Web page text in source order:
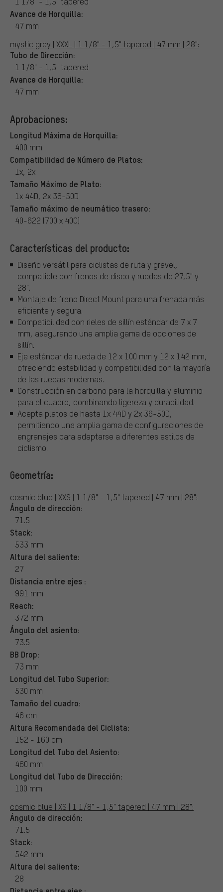
Avance de Horquilla:
47 mm
mystic grey | XXXL | 1 1/8" - 1,5" tapered | 47 mm | 28":
Tubo de Dirección:
1 1/8" - 1,5" tapered
Avance de Horquilla:
47 mm
Aprobaciones:
Longitud Máxima de Horquilla:
400 mm
Compatibilidad de Número de Platos:
1x, 2x
Tamaño Máximo de Plato:
1x 44D, 2x 36-50D
Tamaño máximo de neumático trasero:
40-622 (700 x 40C)
Características del producto:
Diseño versátil para ciclistas de ruta y gravel,
compatible con frenos de disco y ruedas de 27,5" y
28".
Montaje de freno Direct Mount para una frenada más
eficiente y segura.
Compatibilidad con rieles de sillín estándar de 7 x 7
mm, asegurando una amplia gama de opciones de
sillín.
Eje estándar de rueda de 12 x 100 mm y 12 x 142 mm,
ofreciendo estabilidad y compatibilidad con la mayoría
de las ruedas modernas.
Construcción en carbono para la horquilla y aluminio
para el cuadro, combinando ligereza y durabilidad.
Acepta platos de hasta 1x 44D y 2x 36-50D,
permitiendo una amplia gama de configuraciones de
engranajes para adaptarse a diferentes estilos de
ciclismo.
Geometría:
cosmic blue | XXS | 1 1/8" - 1,5" tapered | 47 mm | 28":
Ángulo de dirección:
71.5
Stack:
533 mm
Altura del saliente:
27
Distancia entre ejes :
991 mm
Reach:
372 mm
Ángulo del asiento:
73.5
BB Drop:
73 mm
Longitud del Tubo Superior:
530 mm
Tamaño del cuadro:
46 cm
Altura Recomendada del Ciclista:
152 - 160 cm
Longitud del Tubo del Asiento:
460 mm
Longitud del Tubo de Dirección:
100 mm
cosmic blue | XS | 1 1/8" - 1,5" tapered | 47 mm | 28":
Ángulo de dirección:
71.5
Stack:
542 mm
Altura del saliente:
28